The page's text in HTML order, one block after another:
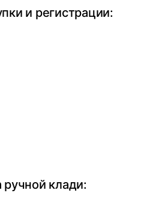
и регистрации:
ручной клади: